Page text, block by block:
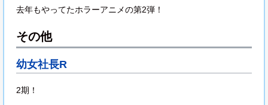
去年もやってたホラーアニメの第2弾！
その他
幼女社長R
2期！